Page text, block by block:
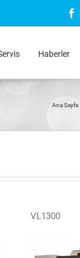
Haberler
Ana Sayfa
VL1300